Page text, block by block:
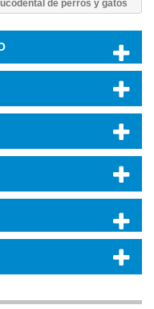
de perros y gatos